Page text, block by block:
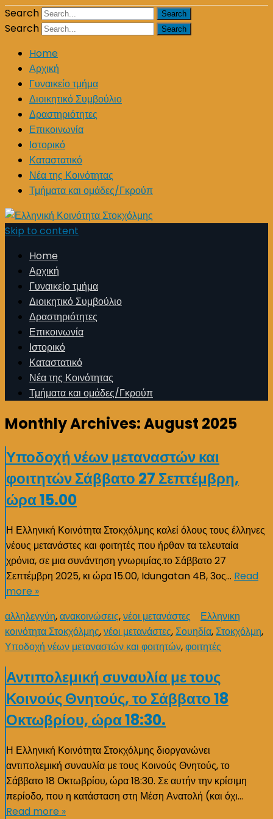
Search
Search
Home
Αρχική
Γυναικείο τμήμα
Διοικητικό Συμβούλιο
Δραστηριότητες
Επικοινωνία
Ιστορικό
Καταστατικό
Νέα της Κοινότητας
Τμήματα και ομάδες/Γκρούπ
Skip to content
Home
Αρχική
Γυναικείο τμήμα
Διοικητικό Συμβούλιο
Δραστηριότητες
Επικοινωνία
Ιστορικό
Καταστατικό
Νέα της Κοινότητας
Τμήματα και ομάδες/Γκρούπ
Monthly Archives:August 2025
Υποδοχή νέων μεταναστών και
φοιτητών Σάββατο 27 Σεπτέμβρη,
ώρα 15.00
Η Ελληνική Κοινότητα Στοκχόλμης καλεί όλους τους έλληνες
νέους μετανάστες και φοιτητές που ήρθαν τα τελευταία
χρόνια, σε μια συνάντηση γνωριμίας.το Σάββατο 27
Σεπτέμβρη 2025, κι ώρα 15.00, Idungatan 4Β, 3ος… Read
more »
αλληλεγγύη,ανακοινώσεις,νέοι μετανάστες
Ελληνικη
κοινότητα Στοκχόλμης,νέοι μετανάστες,Σουηδία,Στοκχόλμη,
Υποδοχή νέων μεταναστών και φοιτητών,φοιτητές
Αντιπολεμική συναυλία με τους
Κοινούς Θνητούς, το Σάββατο 18
Οκτωβρίου, ώρα 18:30.
Η Ελληνική Κοινότητα Στοκχόλμης διοργανώνει
αντιπολεμική συναυλία με τους Κοινούς Θνητούς, το
Σάββατο 18 Οκτωβρίου, ώρα 18:30. Σε αυτήν την κρίσιμη
περίοδο, που η κατάσταση στη Μέση Ανατολή (και όχι…
Read more »